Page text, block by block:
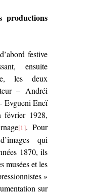
productions
festive
ensuite
les deux
– Andréi
Evgueni Eneï
février 1928,
[1]. Pour
qui
1870, ils
musées et les
»
sur